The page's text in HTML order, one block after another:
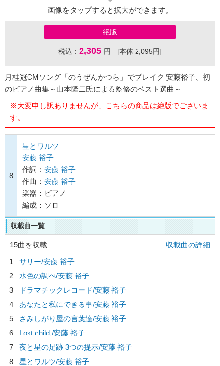
画像をタップすると拡大ができます。
絶版
税込： 2,305 円 [本体 2,095円]
月桂冠CMソング「のうぜんかつら」でブレイク!安藤裕子、初
のピアノ曲集～山本隆二氏による監修のベスト選曲～
※大変申し訳ありませんが、こちらの商品は絶版でございま
す。
8
星とワルツ
安藤 裕子
作詞： 安藤 裕子
作曲： 安藤 裕子
楽器：ピアノ
編成：ソロ
収載曲一覧
15曲を収載
収載曲の詳細
1
サリー/安藤 裕子
2
水色の調べ/安藤 裕子
3
ドラマチックレコード/安藤 裕子
4
あなたと私にできる事/安藤 裕子
5
さみしがり屋の言葉達/安藤 裕子
6
Lost child,/安藤 裕子
7
夜と星の足跡 3つの提示/安藤 裕子
8
星とワルツ/安藤 裕子